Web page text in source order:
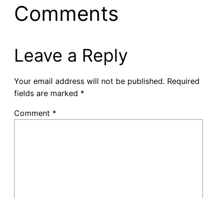
Comments
Leave a Reply
Your email address will not be published. Required
fields are marked *
Comment *